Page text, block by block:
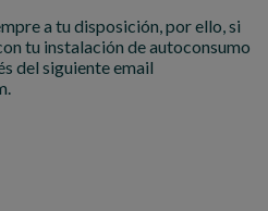
a tu disposición, por ello, si
tu instalación de autoconsumo
del siguiente email